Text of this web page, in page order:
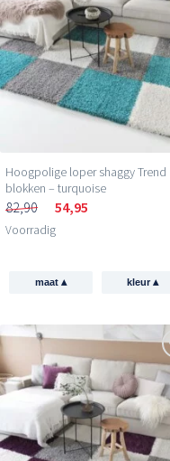
Hoogpolige loper shaggy Trend
blokken – turquoise
82,90 54,95
Voorradig
maat ▴ kleur▴